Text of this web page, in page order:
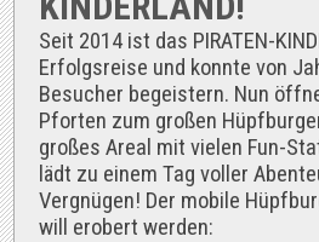
Seit 2014 ist das PIRATEN-
Erfolgsreise und konnte von
Besucher begeistern. Nun
Pforten zum großen
großes Areal mit vielen Fun-
lädt zu einem Tag voller
Vergnügen! Der mobile
will erobert werden: